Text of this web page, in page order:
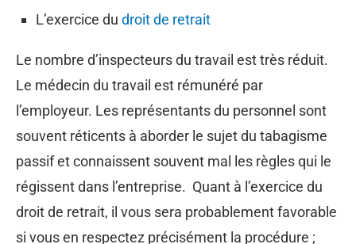
L’exercice du droit de retrait
Le nombre d’inspecteurs du travail est très réduit.
Le médecin du travail est rémunéré par
l’employeur. Les représentants du personnel sont
souvent réticents à aborder le sujet du tabagisme
passif et connaissent souvent mal les règles qui le
régissent dans l’entreprise. Quant à l’exercice du
droit de retrait, il vous sera probablement favorable
si vous en respectez précisément la procédure ;